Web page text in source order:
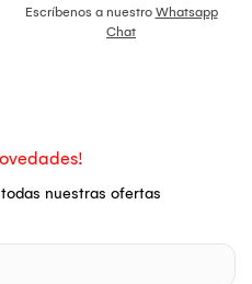
Escríbenos a nuestro Whatsapp
Chat
nuestras ofertas